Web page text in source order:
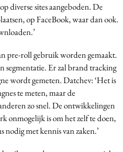
diverse sites aangeboden. De
op FaceBook, waar dan ook.
pre-roll gebruik worden gemaakt.
segmentatie. Er zal brand tracking
wordt gemeten. Datchev: ‘Het is
te meten, maar de
zo snel. De ontwikkelingen
onmogelijk is om het zelf te doen,
nodig met kennis van zaken.’